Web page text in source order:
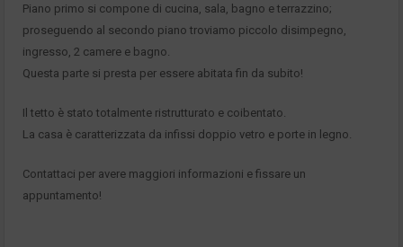
Piano primo si compone di cucina, sala, bagno e terrazzino;
proseguendo al secondo piano troviamo piccolo disimpegno,
ingresso, 2 camere e bagno.
Questa parte si presta per essere abitata fin da subito!
Il tetto è stato totalmente ristrutturato e coibentato.
La casa è caratterizzata da infissi doppio vetro e porte in legno.
Contattaci per avere maggiori informazioni e fissare un
appuntamento!